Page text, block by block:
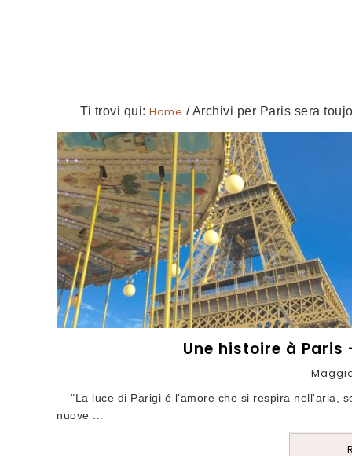
Ti trovi qui: Home /Archivi per Paris sera
Une histoire à
"La luce di Parigi é l'amore che si respira nell'aria,
nuove ...